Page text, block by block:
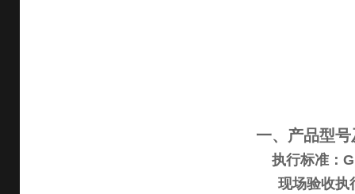
一、产品型
执行标准：
现场验收执